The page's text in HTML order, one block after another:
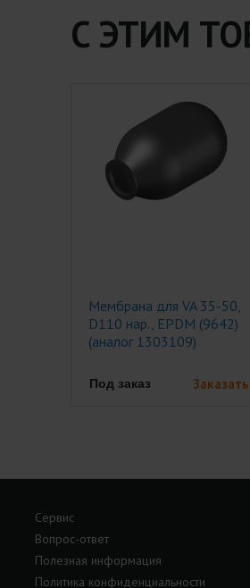
С ЭТИМ
Мембрана для VA 35-50,
D110 нар., EPDM (9642)
(аналог 1303109)
Под заказ Заказать
Сервис
Вопрос-ответ
Полезная информация
Политика конфиденциальности